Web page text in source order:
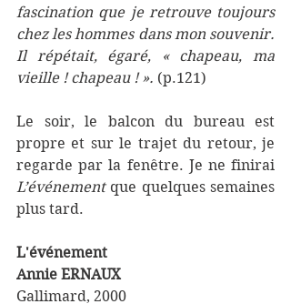
fascination que je retrouve toujours
chez les hommes dans mon souvenir.
Il répétait, égaré, « chapeau, ma
vieille ! chapeau ! ». (p.121)
Le soir, le balcon du bureau est
propre et sur le trajet du retour, je
L’événement que quelques semaines
plus tard.
L'événement
Annie ERNAUX
Gallimard, 2000